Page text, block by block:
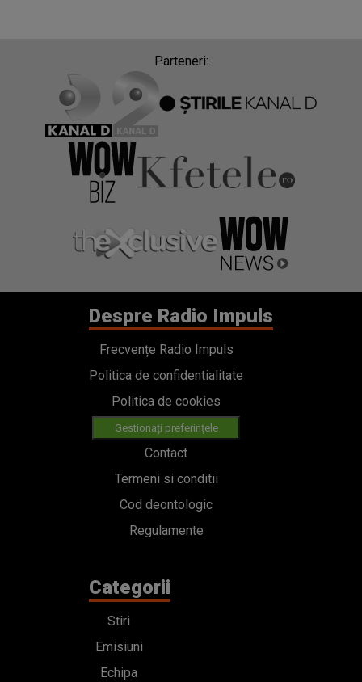
Parteneri:
Despre Radio Impuls
Frecvențe Radio Impuls
Politica de confidentialitate
Politica de cookies
Gestionați preferințele
Contact
Termeni si conditii
Cod deontologic
Regulamente
Categorii
Stiri
Emisiuni
Echipa